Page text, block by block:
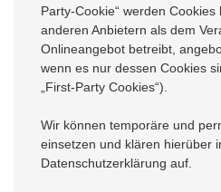
Party-Cookie“ werden
anderen Anbietern als dem
Onlineangebot betreibt,
wenn es nur dessen Cookies
„First-Party Cookies“).
Wir können temporäre und
einsetzen und klären hierüber
Datenschutzerklärung auf.